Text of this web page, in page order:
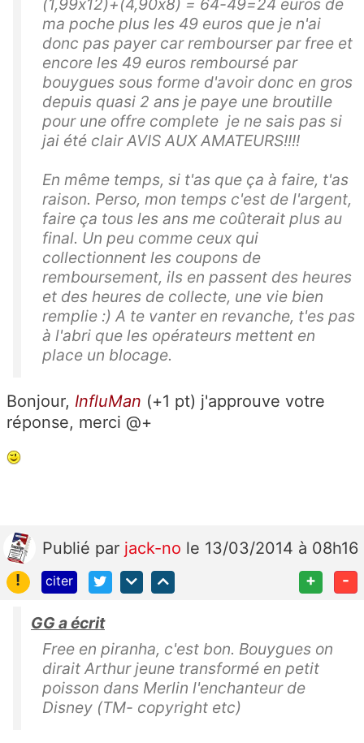
ma poche plus les 49 euros que je n'ai
donc pas payer car rembourser par free et
encore les 49 euros remboursé par
bouygues sous forme d'avoir donc en gros
depuis quasi 2 ans je paye une broutille
pour une offre complete je ne sais pas si
jai été clair AVIS AUX AMATEURS!!!!
En même temps, si t'as que ça à faire, t'as
raison. Perso, mon temps c'est de l'argent,
faire ça tous les ans me coûterait plus au
final. Un peu comme ceux qui
collectionnent les coupons de
remboursement, ils en passent des heures
et des heures de collecte, une vie bien
remplie :) A te vanter en revanche, t'es pas
à l'abri que les opérateurs mettent en
place un blocage.
Bonjour, InfluMan (+1 pt) j'approuve votre
réponse, merci @+
Publié par jack-no le 13/03/2014 à 08h16
!
citer + -
GG a écrit
Free en piranha, c'est bon. Bouygues on
dirait Arthur jeune transformé en petit
poisson dans Merlin l'enchanteur de
Disney (TM- copyright etc)